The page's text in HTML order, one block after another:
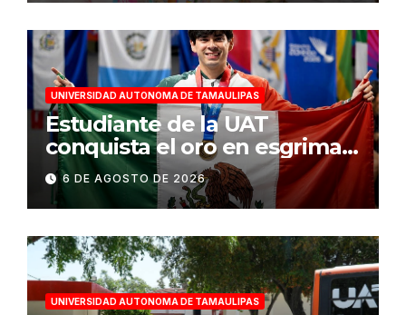
UNIVERSIDAD AUTONOMA DE TAMAULIPAS
Estudiante de la UAT
conquista el oro en esgrima
en Santo Domingo 2026
6 DE AGOSTO DE 2026
UNIVERSIDAD AUTONOMA DE TAMAULIPAS